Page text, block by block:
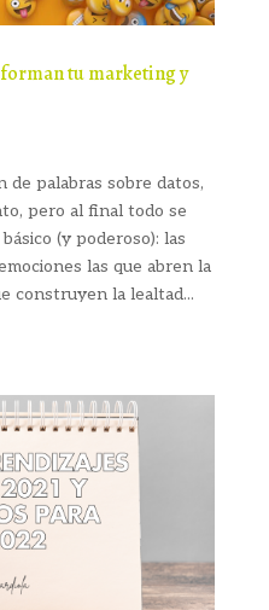
tu marketing y
de palabras sobre datos,
pero al final todo se
(y poderoso): las
las que abren la
construyen la lealtad...